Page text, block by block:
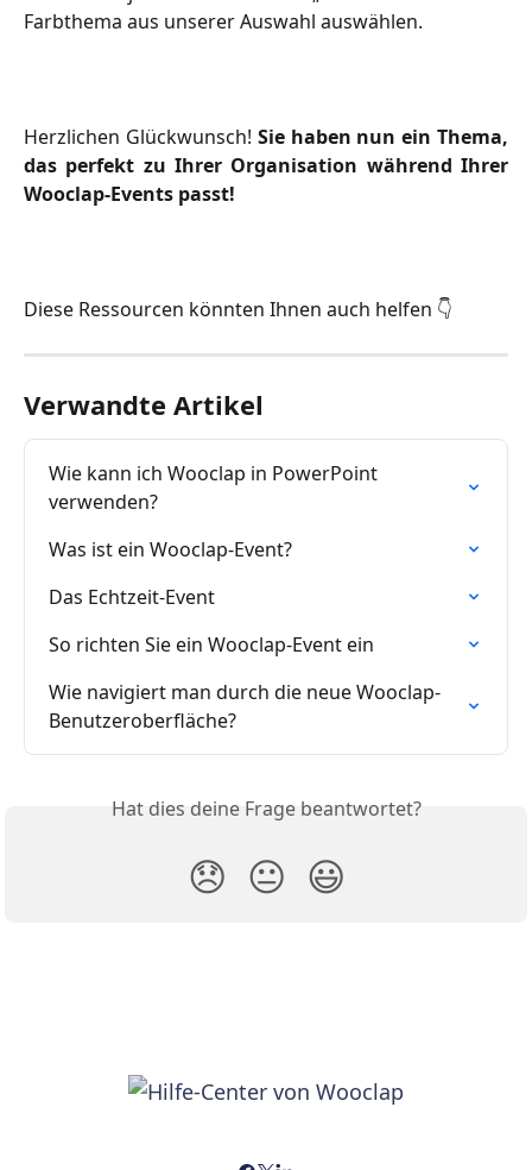
Farbthema aus unserer Auswahl auswählen.
Herzlichen Glückwunsch! Sie haben nun ein Thema,
das perfekt zu Ihrer Organisation während Ihrer
Wooclap-Events passt!
Diese Ressourcen könnten Ihnen auch helfen 👇
Verwandte Artikel
Wie kann ich Wooclap in PowerPoint
verwenden?
Was ist ein Wooclap-Event?
Das Echtzeit-Event
So richten Sie ein Wooclap-Event ein
Wie navigiert man durch die neue Wooclap-
Benutzeroberfläche?
Hat dies deine Frage beantwortet?
😞 😐 😃